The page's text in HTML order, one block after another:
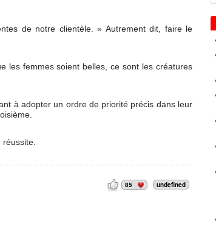
de notre clientèle. » Autrement dit, faire le
les femmes soient belles, ce sont les créatures
à adopter un ordre de priorité précis dans leur
85 undefined